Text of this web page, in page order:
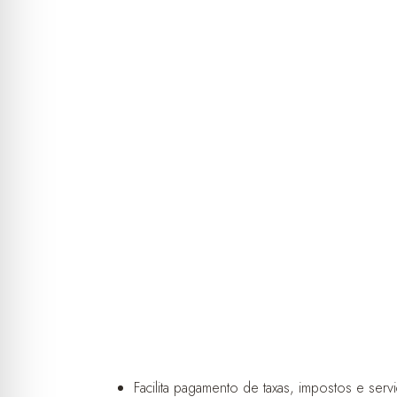
Facilita pagamento de taxas, impostos e